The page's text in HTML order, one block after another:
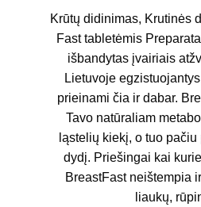
02
Krūtų didinimas, Krutinės
Fast tabletėmis
išbandytas įvairiais
Lietuvoje
prieinami čia ir dabar.
Tavo natūraliam
ląstelių kiekį, o tuo
dydį. Priešingai kai
BreastFast neištempia
liaukų,